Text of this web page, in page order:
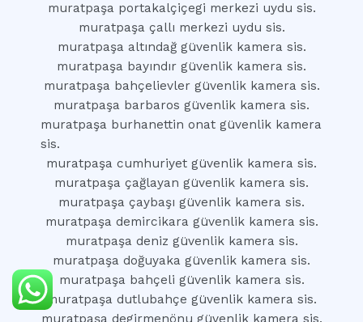
muratpaşa portakalçiçegi merkezi uydu sis.
muratpaşa çallı merkezi uydu sis.
muratpaşa altındağ güvenlik kamera sis.
muratpaşa bayındır güvenlik kamera sis.
muratpaşa bahçelievler güvenlik kamera sis.
muratpaşa barbaros güvenlik kamera sis.
muratpaşa burhanettin onat güvenlik kamera
sis.
muratpaşa cumhuriyet güvenlik kamera sis.
muratpaşa çağlayan güvenlik kamera sis.
muratpaşa çaybaşı güvenlik kamera sis.
muratpaşa demircikara güvenlik kamera sis.
muratpaşa deniz güvenlik kamera sis.
muratpaşa doğuyaka güvenlik kamera sis.
muratpaşa bahçeli güvenlik kamera sis.
muratpaşa dutlubahçe güvenlik kamera sis.
muratpaşa degirmenönu güvenlik kamera sis.